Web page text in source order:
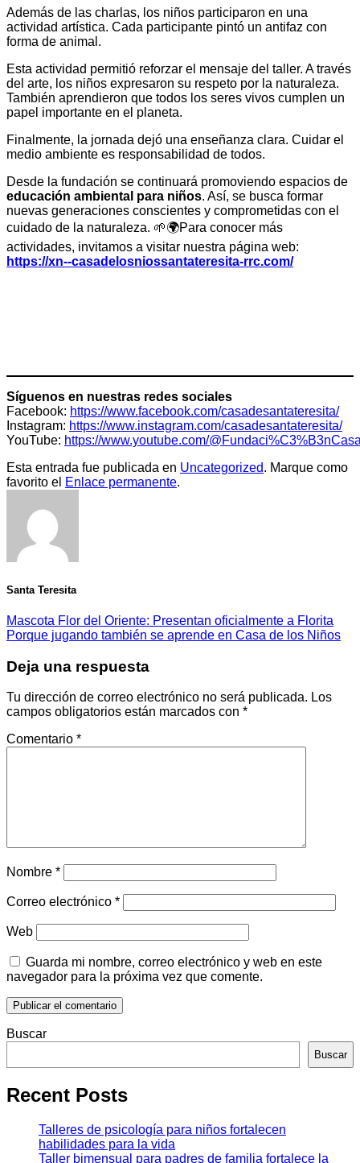
Además de las charlas, los niños participaron en una
actividad artística. Cada participante pintó un antifaz con
forma de animal.
Esta actividad permitió reforzar el mensaje del taller. A través
del arte, los niños expresaron su respeto por la naturaleza.
También aprendieron que todos los seres vivos cumplen un
papel importante en el planeta.
Finalmente, la jornada dejó una enseñanza clara. Cuidar el
medio ambiente es responsabilidad de todos.
Desde la fundación se continuará promoviendo espacios de
educación ambiental para niños. Así, se busca formar
nuevas generaciones conscientes y comprometidas con el
cuidado de la naturaleza. 🌱🌍Para conocer más
actividades, invitamos a visitar nuestra página web:
https://xn--casadelosniossantateresita-rrc.com/
Síguenos en nuestras redes sociales
Facebook: https://www.facebook.com/casadesantateresita/
Instagram: https://www.instagram.com/casadesantateresita/
YouTube: https://www.youtube.com/
Esta entrada fue publicada en Uncategorized. Marque como
favorito el Enlace permanente.
Santa Teresita
Mascota Flor del Oriente: Presentan oficialmente a Florita
Porque jugando también se aprende en Casa de los Niños
Deja una respuesta
Tu dirección de correo electrónico no será publicada. Los
campos obligatorios están marcados con *
Comentario *
Nombre *
Correo electrónico *
Web
Guarda mi nombre, correo electrónico y web en este
navegador para la próxima vez que comente.
Buscar
Buscar
Recent Posts
Talleres de psicología para niños fortalecen
habilidades para la vida
Taller bimensual para padres de familia fortalece la